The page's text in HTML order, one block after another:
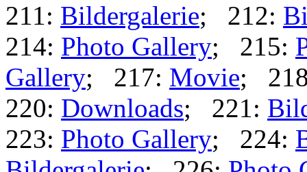
211: Bildergalerie; 212:
214: Photo Gallery; 215:
Gallery; 217: Movie;
220: Downloads; 221:
223: Photo Gallery; 224: